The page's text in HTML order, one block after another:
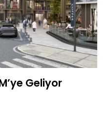
Geliyor